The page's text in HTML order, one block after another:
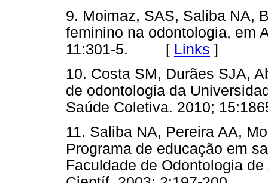
9. Moimaz, SAS, Saliba NA,
feminino na odontologia, em
11:301-5. [ Links ]
10. Costa SM, Durães SJA,
de odontologia da
Saúde Coletiva. 2010;
11. Saliba NA, Pereira AA,
Programa de educação em
Faculdade de Odontologia